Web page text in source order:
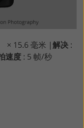
× 15.6 毫米 |解决 :
速度 : 5 帧/秒